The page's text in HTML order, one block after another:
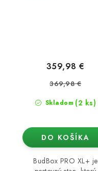
Skladom (2 ks)
359,98 €
369,98 €
DO KOŠÍKA
BudBox PRO XL+ je